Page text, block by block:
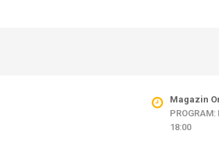
Magazin
PROGRAM:
18:00